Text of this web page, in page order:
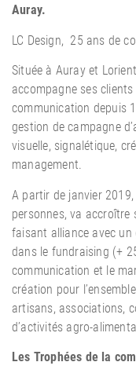
Auray.
LC Design, 25 ans de
Située à Auray et
accompagne ses
communication depuis
gestion de campagne
visuelle, signalétique,
management.
A partir de janvier 2019,
personnes, va accroître
faisant alliance avec un
dans le fundraising (+
communication et le
création pour
artisans, associations,
d’activités agro-
Les Trophées de la